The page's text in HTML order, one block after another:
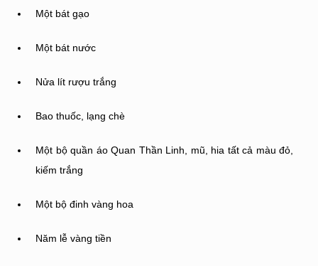
Một bát gạo
Một bát nước
Nửa lít rượu trắng
Bao thuốc, lạng chè
Một bộ quần áo Quan Thần Linh, mũ, hia tất cả màu đỏ,
kiếm trắng
Một bộ đinh vàng hoa
Năm lễ vàng tiền